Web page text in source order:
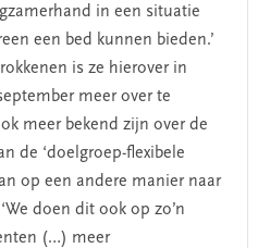
in een situatie
een bed kunnen bieden.’
is ze hierover in
meer over te
meer bekend zijn over de
de ‘doelgroep-flexibele
op een andere manier naar
doen dit ook op zo’n
(…) meer